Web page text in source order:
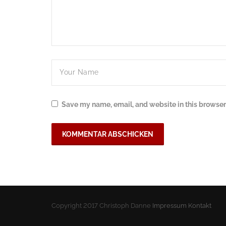
Save my name, email, and website in this
Copyright 2017 Christoph Danne Impressum Kontakt